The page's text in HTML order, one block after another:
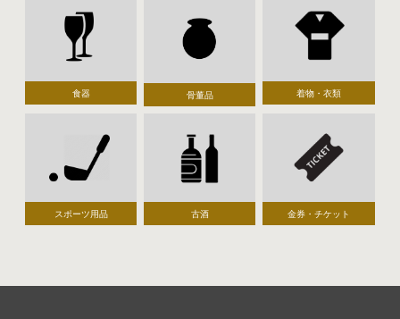
食器 骨董品 着物・衣類
スポーツ用品 古酒 金券・チケット